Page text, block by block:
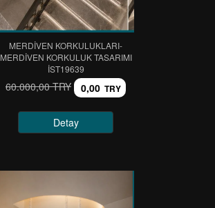
MERDİVEN KORKULUKLARI-
MERDİVEN KORKULUK TASARIMI
IST19639
60.000,00 TRY 0,00 TRY
Detay